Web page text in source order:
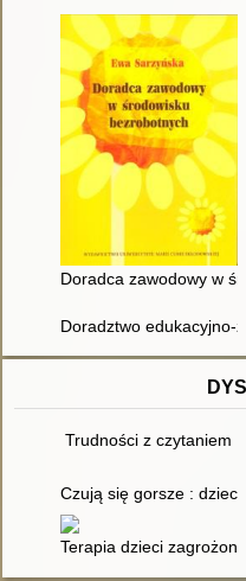
Doradca zawodowy w
Doradztwo edukacyjno-
Trudności z czytaniem
Czują się gorsze :
Terapia dzieci